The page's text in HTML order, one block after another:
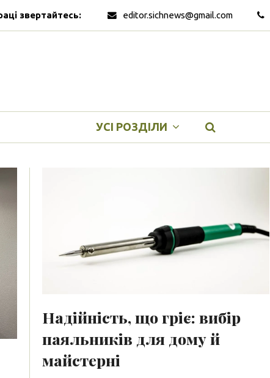
звертайтесь: editor.sichnews@gmail.com
УСІ РОЗДІЛИ
Надійність, що гріє: вибір
паяльників для дому й
майстерні